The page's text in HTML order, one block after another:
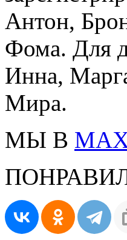
Антон,
Фома. Для
Инна,
Мира.
МЫ В